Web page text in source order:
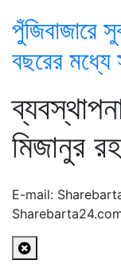
পুঁজিবাজারে
বছরের মধ্যে
মিজানুর
E-mail: